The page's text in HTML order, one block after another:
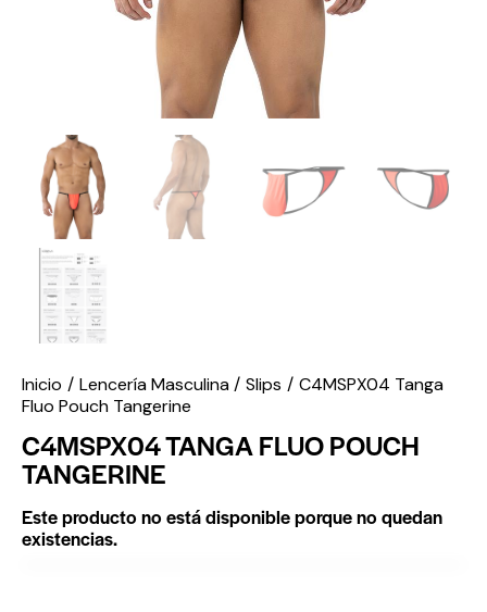
Inicio Lencería Masculina Slips
C4MSPX04 Tanga
Fluo Pouch Tangerine
C4MSPX04 TANGA FLUO POUCH
TANGERINE
Este producto no está disponible porque no quedan
existencias.